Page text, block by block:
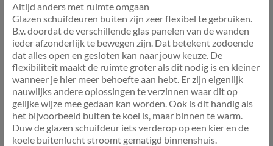
Altijd anders met ruimte omgaan
Glazen schuifdeuren buiten zijn zeer flexibel te gebruiken.
B.v. doordat de verschillende glas panelen van de wanden
ieder afzonderlijk te bewegen zijn. Dat betekent zodoende
dat alles open en gesloten kan naar jouw keuze. De
flexibiliteit maakt de ruimte groter als dit nodig is en kleiner
wanneer je hier meer behoefte aan hebt. Er zijn eigenlijk
nauwlijks andere oplossingen te verzinnen waar dit op
gelijke wijze mee gedaan kan worden. Ook is dit handig als
het bijvoorbeeld buiten te koel is, maar binnen te warm.
Duw de glazen schuifdeur iets verderop op een kier en de
koele buitenlucht stroomt gematigd binnenshuis.